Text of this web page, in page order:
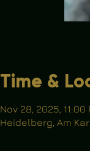
Time &
Nov 28, 2025,
Heidelberg, Am